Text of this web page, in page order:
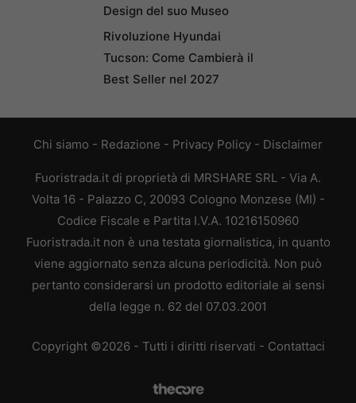
Design del suo Museo
Rivoluzione Hyundai
Tucson: Come Cambierà il
Best Seller nel 2027
Chi siamo - Redazione - Privacy Policy - Disclaimer
Fuoristrada.it di proprietà di MRSHARE SRL - Via A.
Volta 16 - Palazzo C, 20093 Cologno Monzese (MI) -
Codice Fiscale e Partita I.V.A. 10216150960
Fuoristrada.it non è una testata giornalistica, in quanto
viene aggiornato senza alcuna periodicità. Non può
pertanto considerarsi un prodotto editoriale ai sensi
della legge n. 62 del 07.03.2001
Copyright ©2026 - Tutti i diritti riservati - Contattaci